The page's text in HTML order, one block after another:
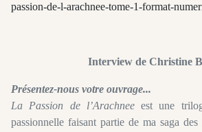
passion-de-l-arachnee-tome-1-format-
Interview de Christine
Présentez-nous votre ouvrage...
La Passion de l’Arachneeest une
passionnelle faisant partie de ma saga des